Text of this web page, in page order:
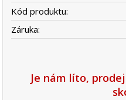
Kód produktu:
Záruka:
Je nám líto,